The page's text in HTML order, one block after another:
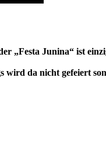
„Festa Junina“ ist
wird da nicht gefeiert